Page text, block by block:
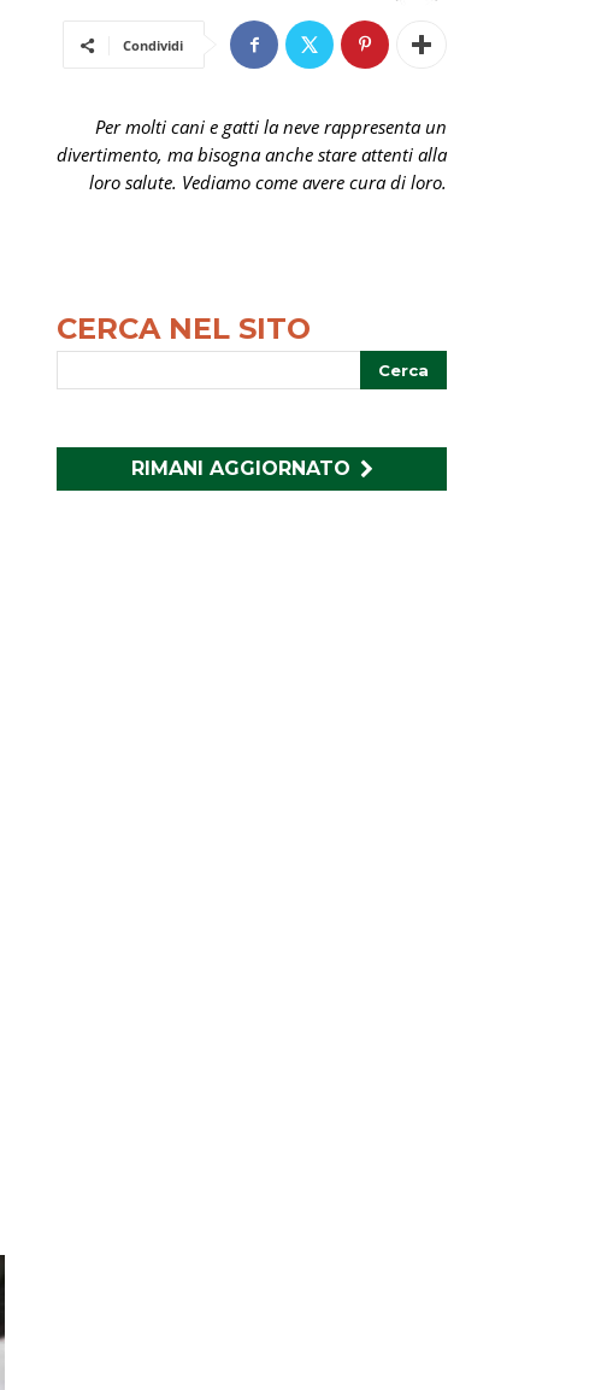
Condividi
Per molti cani e gatti la neve rappresenta un
divertimento, ma bisogna anche stare attenti alla
loro salute. Vediamo come avere cura di loro.
CERCA NEL SITO
RIMANI AGGIORNATO